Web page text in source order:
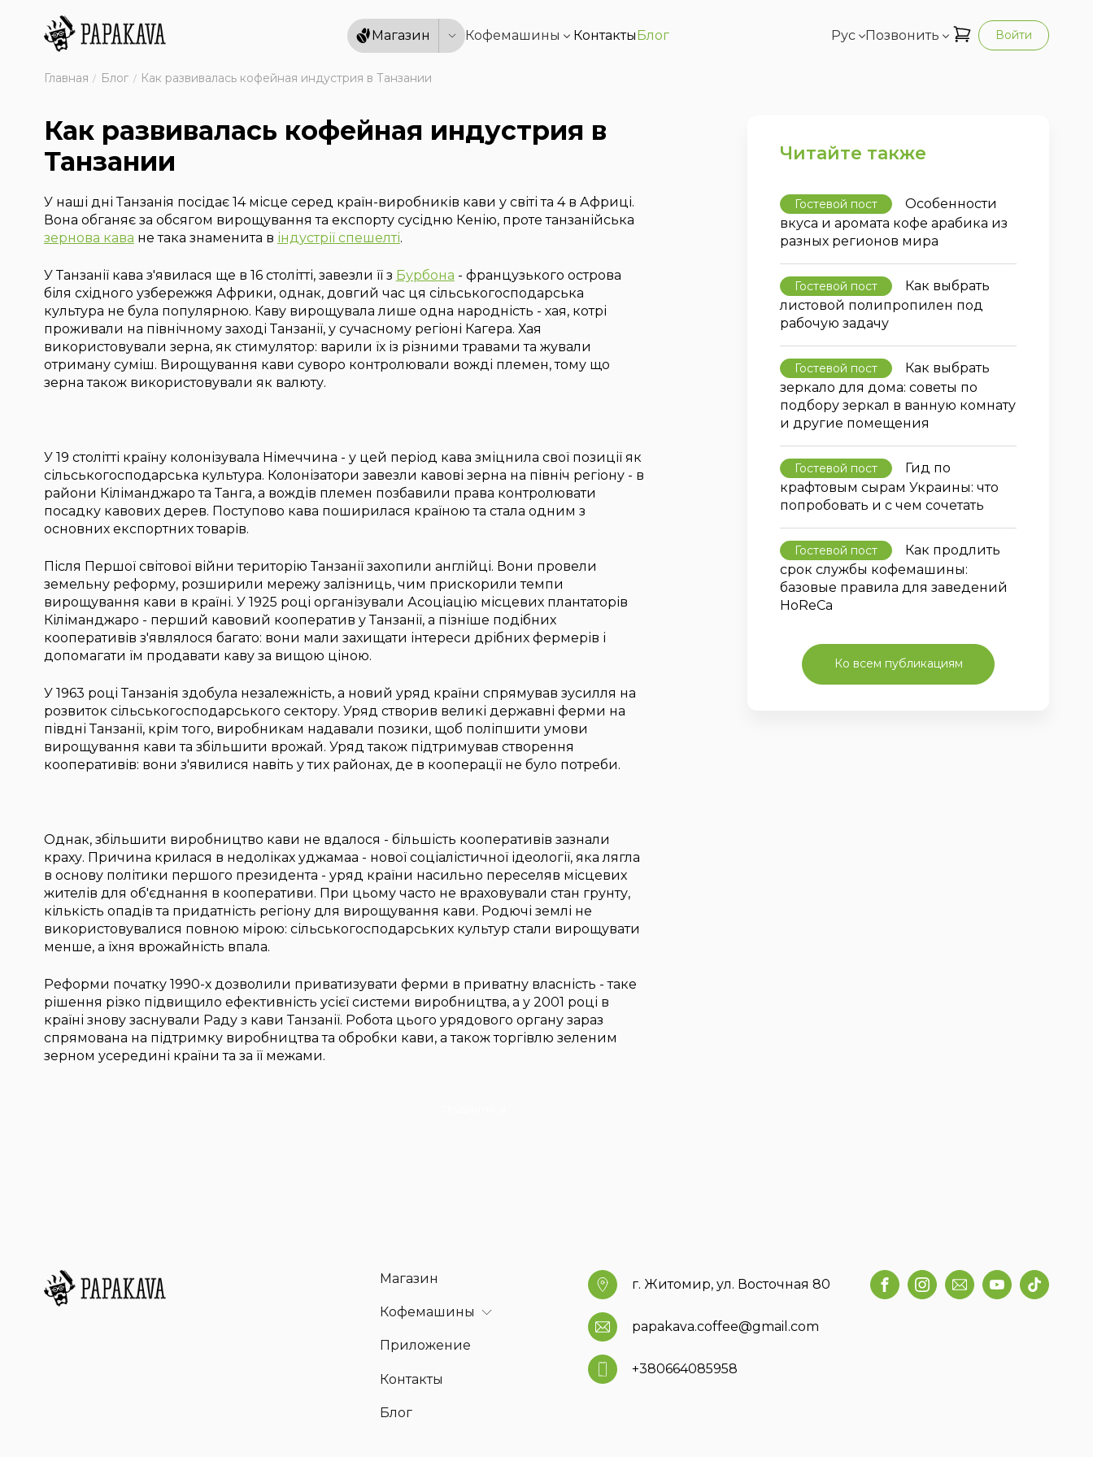
Магазин Кофемашины КонтактыБлог Рус Позвонить Войти
Главная Блог Как развивалась кофейная индустрия в Танзании
Как развивалась кофейная индустрия в
Танзании
У наші дні Танзанія посідає 14 місце серед країн-виробників кави у світі та 4 в Африці.
Вона обганяє за обсягом вирощування та експорту сусідню Кенію, проте танзанійська
зернова кава не така знаменита в індустрії спешелті.
У Танзанії кава з'явилася ще в 16 столітті, завезли її з Бурбона - французького острова
біля східного узбережжя Африки, однак, довгий час ця сільськогосподарська
культура не була популярною. Каву вирощувала лише одна народність - хая, котрі
проживали на північному заході Танзанії, у сучасному регіоні Кагера. Хая
використовували зерна, як стимулятор: варили їх із різними травами та жували
отриману суміш. Вирощування кави суворо контролювали вожді племен, тому що
зерна також використовували як валюту.
У 19 столітті країну колонізувала Німеччина - у цей період кава зміцнила свої позиції як
сільськогосподарська культура. Колонізатори завезли кавові зерна на північ регіону - в
райони Кіліманджаро та Танга, а вождів племен позбавили права контролювати
посадку кавових дерев. Поступово кава поширилася країною та стала одним з
основних експортних товарів.
Після Першої світової війни територію Танзанії захопили англійці. Вони провели
земельну реформу, розширили мережу залізниць, чим прискорили темпи
вирощування кави в країні. У 1925 році організували Асоціацію місцевих плантаторів
Кіліманджаро - перший кавовий кооператив у Танзанії, а пізніше подібних
кооперативів з'являлося багато: вони мали захищати інтереси дрібних фермерів і
допомагати їм продавати каву за вищою ціною.
У 1963 році Танзанія здобула незалежність, а новий уряд країни спрямував зусилля на
розвиток сільськогосподарського сектору. Уряд створив великі державні ферми на
півдні Танзанії, крім того, виробникам надавали позики, щоб поліпшити умови
вирощування кави та збільшити врожай. Уряд також підтримував створення
кооперативів: вони з'явилися навіть у тих районах, де в кооперації не було потреби.
Однак, збільшити виробництво кави не вдалося - більшість кооперативів зазнали
краху. Причина крилася в недоліках уджамаа - нової соціалістичної ідеології, яка лягла
в основу політики першого президента - уряд країни насильно переселяв місцевих
жителів для об'єднання в кооперативи. При цьому часто не враховували стан грунту,
кількість опадів та придатність регіону для вирощування кави. Родючі землі не
використовувалися повною мірою: сільськогосподарських культур стали вирощувати
менше, а їхня врожайність впала.
Реформи початку 1990-х дозволили приватизувати ферми в приватну власність - таке
рішення різко підвищило ефективність усієї системи виробництва, а у 2001 році в
країні знову заснували Раду з кави Танзанії. Робота цього урядового органу зараз
спрямована на підтримку виробництва та обробки кави, а також торгівлю зеленим
зерном усередині країни та за її межами.
Читайте также
Гостевой пост
Особенности
вкуса и аромата кофе арабика из
разных регионов мира
Гостевой пост
Как выбрать
листовой полипропилен под
рабочую задачу
Гостевой пост
Как выбрать
зеркало для дома: советы по
подбору зеркал в ванную комнату
и другие помещения
Гостевой пост
Гид по
крафтовым сырам Украины: что
попробовать и с чем сочетать
Гостевой пост
Как продлить
срок службы кофемашины:
базовые правила для заведений
HoReCa
Ко всем публикациям
Магазин
Кофемашины
Приложение
Контакты
Блог
г. Житомир, ул. Восточная 80
papakava.coffee@gmail.com
+380664085958